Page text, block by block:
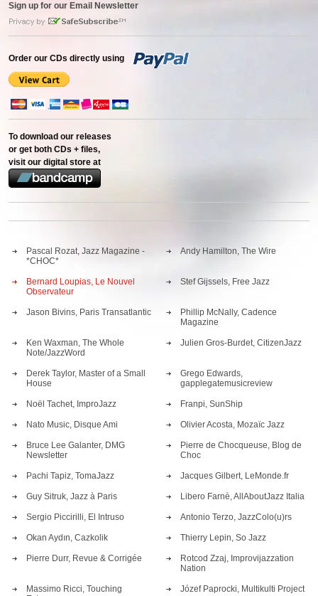
Sign up for our Email Newsletter
Order our CDs directly using
To download our releases
or get both CDs + files,
visit our digital store at
Pascal Rozat, Jazz Magazine -
*CHOC*
Andy Hamilton, The Wire
Bernard Loupias, Le Nouvel
Observateur
Stef Gijssels, Free Jazz
Jason Bivins, Paris Transatlantic
Phillip McNally, Cadence
Magazine
Ken Waxman, The Whole
Note/JazzWord
Julien Gros-Burdet, CitizenJazz
Derek Taylor, Master of a Small
House
Grego Edwards,
gapplegatemusicreview
Noël Tachet, ImproJazz Franpi, SunShip
Nato Music, Disque Ami Olivier Acosta, Mozaïc Jazz
Bruce Lee Galanter, DMG
Newsletter
Pierre de Chocqueuse, Blog de
Choc
Pachi Tapiz, TomaJazz Jacques Gilbert, LeMonde.fr
Guy Sitruk, Jazz à Paris Libero Farnè, AllAboutJazz Italia
Sergio Piccirilli, El Intruso Antonio Terzo, JazzColo(u)rs
Okan Aydın, Cazkolik Thierry Lepin, So Jazz
Pierre Durr, Revue & Corrigée
Rotcod Zzaj, Improvijazzation
Nation
Massimo Ricci, Touching
Józef Paprocki, Multikulti Project